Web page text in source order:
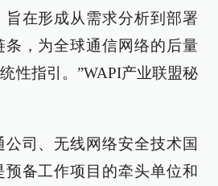
旨在形成从需求分析到部署
条，为全球通信网络的后量
性指引。”WAPI产业联盟秘
司、无线网络安全技术国
备工作项目的牵头单位和